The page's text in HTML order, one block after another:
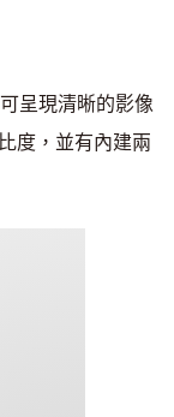
呈現清晰的影像
度，並有內建兩